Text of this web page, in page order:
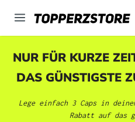
springen
NUR FÜR KURZE
DAS GÜNSTIGSTE
Lege einfach 3 Caps in
Rabatt auf das